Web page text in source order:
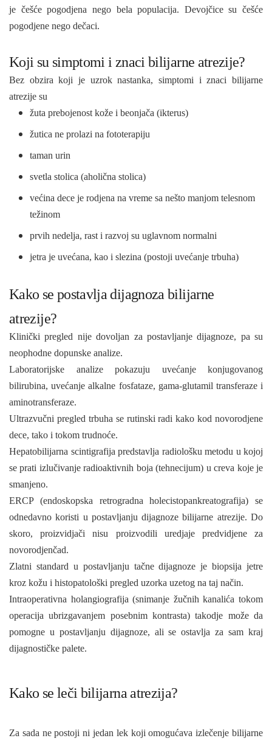
je češće pogodjena nego bela populacija. Devojčice su češće
pogodjene nego dečaci.
Koji su simptomi i znaci bilijarne atrezije?
Bez obzira koji je uzrok nastanka, simptomi i znaci bilijarne
atrezije su
žuta prebojenost kože i beonjača (ikterus)
žutica ne prolazi na fototerapiju
taman urin
svetla stolica (aholična stolica)
većina dece je rodjena na vreme sa nešto manjom telesnom
težinom
prvih nedelja, rast i razvoj su uglavnom normalni
jetra je uvećana, kao i slezina (postoji uvećanje trbuha)
Kako se postavlja dijagnoza bilijarne
atrezije?
Klinički pregled nije dovoljan za postavljanje dijagnoze, pa su
neophodne dopunske analize.
Laboratorijske analize pokazuju uvećanje konjugovanog
bilirubina, uvećanje alkalne fosfataze, gama-glutamil transferaze i
aminotransferaze.
Ultrazvučni pregled trbuha se rutinski radi kako kod novorodjene
dece, tako i tokom trudnoće.
Hepatobilijarna scintigrafija predstavlja radiološku metodu u kojoj
se prati izlučivanje radioaktivnih boja (tehnecijum) u creva koje je
smanjeno.
ERCP (endoskopska retrogradna holecistopankreatografija) se
odnedavno koristi u postavljanju dijagnoze bilijarne atrezije. Do
skoro, proizvidjači nisu proizvodili uredjaje predvidjene za
novorodjenčad.
Zlatni standard u postavljanju tačne dijagnoze je biopsija jetre
kroz kožu i histopatološki pregled uzorka uzetog na taj način.
Intraoperativna holangiografija (snimanje žučnih kanalića tokom
operacija ubrizgavanjem posebnim kontrasta) takodje može da
pomogne u postavljanju dijagnoze, ali se ostavlja za sam kraj
dijagnostičke palete.
Kako se leči bilijarna atrezija?
Za sada ne postoji ni jedan lek koji omogućava izlečenje bilijarne